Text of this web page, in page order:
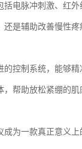
电脉冲刺激、红
是辅助改善慢性
控制系统，能够
帮助放松紧绷的
为一款真正意义上